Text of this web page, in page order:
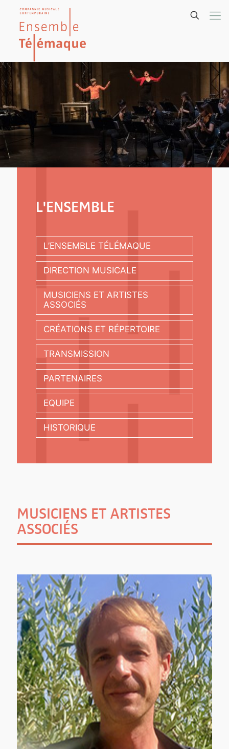
L'ENSEMBLE
L’ENSEMBLE TÉLÉMAQUE
DIRECTION MUSICALE
MUSICIENS ET ARTISTES
ASSOCIÉS
CRÉATIONS ET RÉPERTOIRE
TRANSMISSION
PARTENAIRES
EQUIPE
HISTORIQUE
MUSICIENS ET ARTISTES
ASSOCIÉS